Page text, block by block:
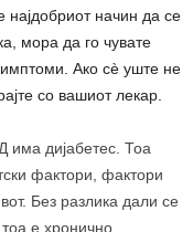
најдобриот начин да се
мора да го чувате
Ако сè уште не
со вашиот лекар.
има дијабетес. Тоа
фактори, фактори
Без разлика дали се
е хронично